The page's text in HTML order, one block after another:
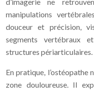
manipulations
douceur et précision,
segments vertébraux
structures périarticulaires.
En pratique, l’ostéopathe
zone douloureuse. Il